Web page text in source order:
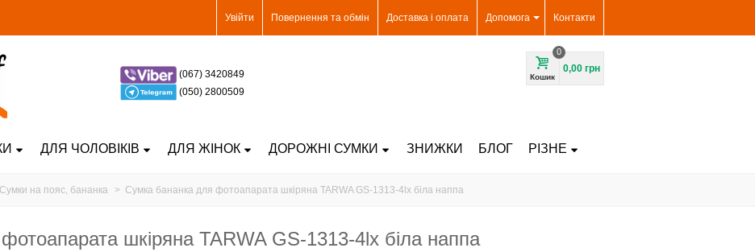
Контакти
Допомога
Доставка і оплата
Повернення та обмін
Увійти
(067) 3420849
(050) 2800509
Кошик
0
0,00 грн
ДЛЯ ЧОЛОВІКІВ ДЛЯ ЖІНОК ДОРОЖНІ СУМКИ ЗНИЖКИ БЛОГ РІЗНЕ
Сумки на пояс, бананка > Сумка бананка для фотоапарата шкіряна TARWA GS-1313-4lx біла наппа
шкіряна TARWA GS-1313-4lx біла наппа